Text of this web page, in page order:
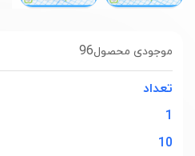
96موجودی محصول
تعداد
1
10